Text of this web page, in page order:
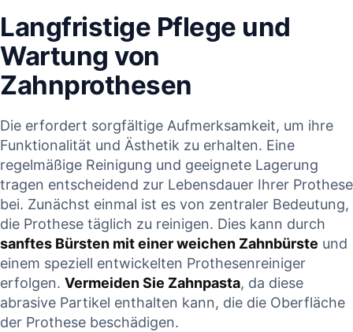
Langfristige Pflege und
Wartung von
Zahnprothesen
Die erfordert⁣ sorgfältige‌ Aufmerksamkeit, ⁣um ihre
Funktionalität und Ästhetik zu ⁢erhalten. Eine
regelmäßige Reinigung und​ geeignete Lagerung
tragen entscheidend zur Lebensdauer⁤ Ihrer Prothese
⁢bei. Zunächst einmal ist es von⁤ zentraler ⁢Bedeutung,
die Prothese ‌täglich zu reinigen. Dies kann⁢ durch
sanftes Bürsten mit einer weichen​ Zahnbürste und
einem speziell⁤ entwickelten Prothesenreiniger
erfolgen. Vermeiden Sie Zahnpasta, da diese
abrasive ‌Partikel enthalten kann, die die⁤ Oberfläche‌
der Prothese‍ beschädigen.